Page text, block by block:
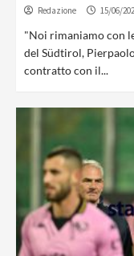
Redazione 15/06/
"Noi rimaniamo con
del Südtirol,
contratto con il...